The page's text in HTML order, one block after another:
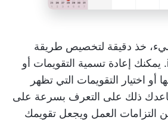
خذ دقيقة لتخصيص طريقة
ظهور تقويم iPhone. يمكنك إعادة تسمية التقويمات أو
أو اختيار التقويمات التي تظهر
ذلك على التعرف بسرعة على
التزامات العمل ويجعل تقويمك